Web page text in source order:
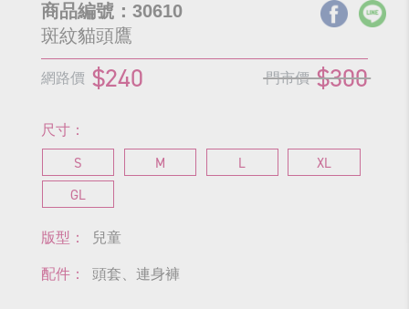
商品編號：30610
斑紋貓頭鷹
網路價 $240 門市價 $300
尺寸：
S M L
XL
GL
版型： 兒童
配件： 頭套、連身褲